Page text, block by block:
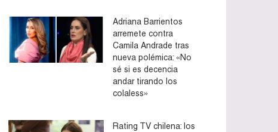
Adriana Barrientos
arremete contra
Camila Andrade tras
nueva polémica: «No
sé si es decencia
andar tirando los
colaless»
Rating TV chilena: los